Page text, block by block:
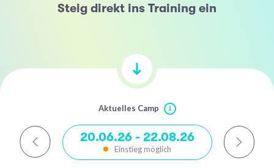
Steig direkt ins Training ein
Aktuelles Camp i
20.06.26 - 22.08.26
Einstieg möglich